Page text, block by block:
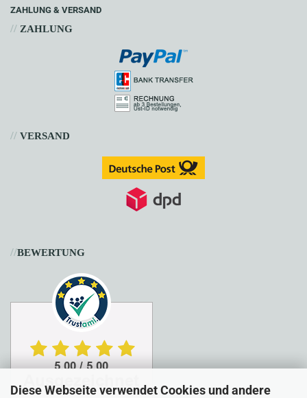
Diese Webseite verwendet Cookies und andere
ZAHLUNG & VERSAND
// ZAHLUNG
// VERSAND
//BEWERTUNG